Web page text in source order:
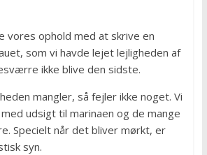
vores ophold med at skrive en
som vi havde lejet lejligheden af
ikke blive den sidste.
mangler, så fejler ikke noget. Vi
udsigt til marinaen og de mange
Specielt når det bliver mørkt, er
syn.